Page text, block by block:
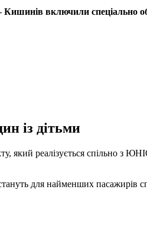
Кишинів включили спеціально
із дітьми
який реалізується спільно з
для найменших